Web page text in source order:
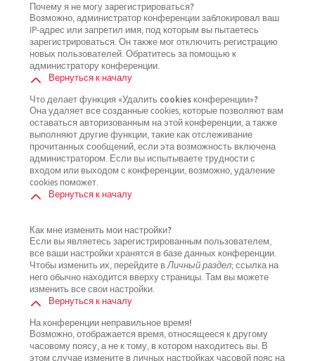
Почему я не могу зарегистрироваться?
Возможно, администратор конференции заблокировал ваш
IP-адрес или запретил имя, под которым вы пытаетесь
зарегистрироваться. Он также мог отключить регистрацию
новых пользователей. Обратитесь за помощью к
администратору конференции.
Вернуться к началу
Что делает функция «Удалить cookies конференции»?
Она удаляет все созданные cookies, которые позволяют вам
оставаться авторизованным на этой конференции, а также
выполняют другие функции, такие как отслеживание
прочитанных сообщений, если эта возможность включена
администратором. Если вы испытываете трудности с
входом или выходом с конференции, возможно, удаление
cookies поможет.
Вернуться к началу
Как мне изменить мои настройки?
Если вы являетесь зарегистрированным пользователем,
все ваши настройки хранятся в базе данных конференции.
Чтобы изменить их, перейдите вЛичный раздел; ссылка на
него обычно находится вверху страницы. Там вы можете
изменить все свои настройки.
Вернуться к началу
На конференции неправильное время!
Возможно, отображается время, относящееся к другому
часовому поясу, а не к тому, в котором находитесь вы. В
этом случае измените в личных настройках часовой пояс на